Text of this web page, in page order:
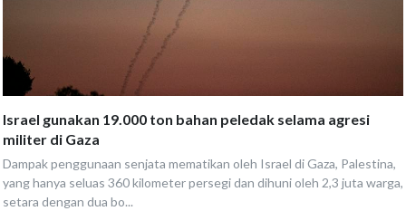
Israel gunakan 19.000 ton bahan peledak selama agresi
militer di Gaza
Dampak penggunaan senjata mematikan oleh Israel di Gaza, Palestina,
yang hanya seluas 360 kilometer persegi dan dihuni oleh 2,3 juta warga,
setara dengan dua bo...